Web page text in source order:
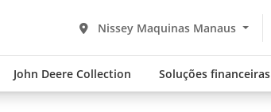
Nissey Maquinas Manaus
John Deere Collection Soluções financeiras